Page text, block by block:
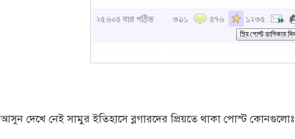
আসুন দেখে নেই সামুর ইতিহাসে ব্লগারদের প্রিয়তে থাকা পোস্ট কোনগুলোঃ